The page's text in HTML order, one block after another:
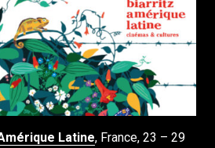
Latine, France, 23 – 29